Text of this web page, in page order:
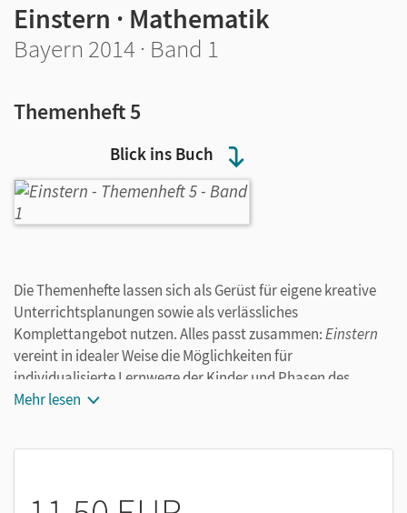
Blick ins Buch
Einstern · Mathematik
Bayern 2014 · Band 1
Themenheft 5
Die Themenhefte lassen sich als Gerüst für eigene kreative
Unterrichtsplanungen sowie als verlässliches
Komplettangebot nutzen. Alles passt zusammen:Einstern
vereint in idealer Weise die Möglichkeiten für
individualisierte Lernwege der Kinder und Phasen des
gemeinsamen Austauschs in unterschiedlichen
zur Bearbeitung und lernen voneinander.
Mehr lesen